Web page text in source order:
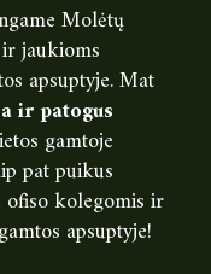
Molėtų
jaukioms
apsuptyje. Mat
ir patogus
gamtoje
pat puikus
ofiso kolegomis ir
apsuptyje!